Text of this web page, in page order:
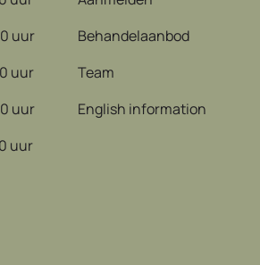
uur
uur
uur
uur
Behandelaanbod
Team
English information